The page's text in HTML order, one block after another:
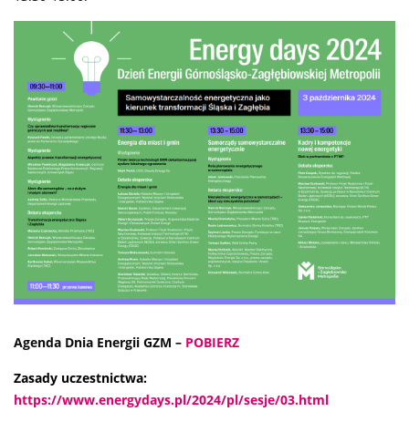
Agenda Dnia Energii GZM – POBIERZ
Zasady uczestnictwa:
https://www.energydays.pl/2024/pl/sesje/03.html